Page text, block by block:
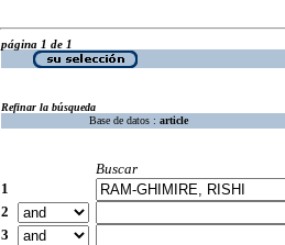
página 1 de 1
Refinar la búsqueda
Base de datos : article
Buscar
1
2
3